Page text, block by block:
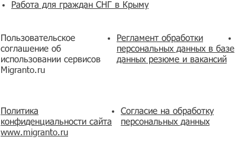
Работа для граждан СНГ в Крыму
Пользовательское
соглашение об
использовании сервисов
Migranto.ru
Регламент обработки
персональных данных в базе
данных резюме и вакансий
Политика
конфиденциальности сайта
www.migranto.ru
Согласие на обработку
персональных данных